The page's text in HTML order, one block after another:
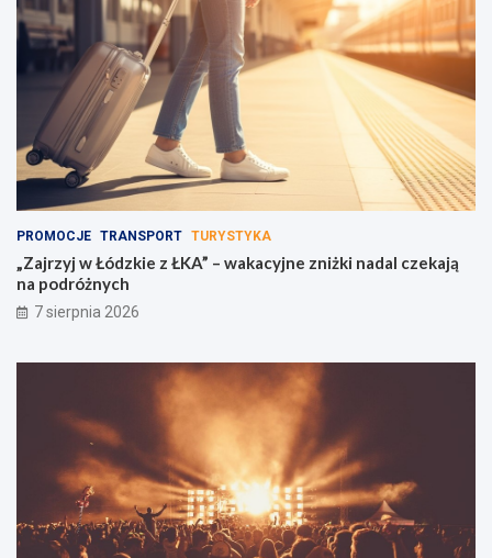
PROMOCJE TRANSPORT TURYSTYKA
„Zajrzyj w Łódzkie z ŁKA” – wakacyjne zniżki nadal czekają
na podróżnych
7 sierpnia 2026